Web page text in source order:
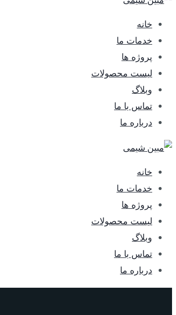
خانه
خدمات ما
پروژه ها
لیست محصولات
وبلاگ
تماس با ما
درباره ما
خانه
خدمات ما
پروژه ها
لیست محصولات
وبلاگ
تماس با ما
درباره ما